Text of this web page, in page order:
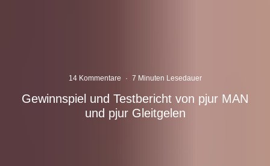
14 Kommentare · 7 Minuten Lesedauer
Gewinnspiel und Testbericht von pjur MAN
und pjur Gleitgelen